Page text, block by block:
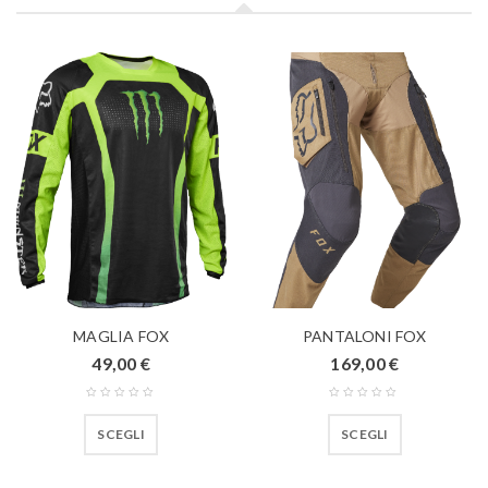
MAGLIA FOX
49,00 €
SCEGLI
PANTALONI FOX
169,00€
SCEGLI